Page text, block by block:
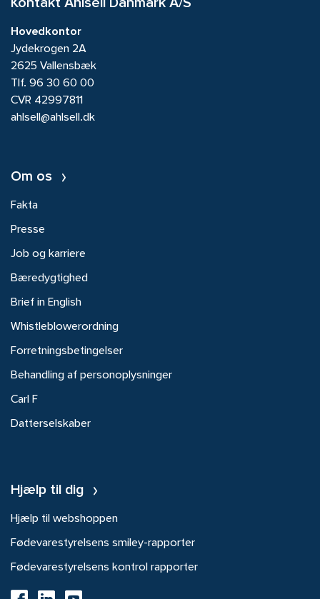
Kontakt Ahlsell Danmark A/S
Hovedkontor
Jydekrogen 2A
2625 Vallensbæk
Tlf. 96 30 60 00
CVR 42997811
ahlsell@ahlsell.dk
Om os
Fakta
Presse
Job og karriere
Bæredygtighed
Brief in English
Whistleblowerordning
Forretningsbetingelser
Behandling af personoplysninger
Carl F
Datterselskaber
Hjælp til dig
Hjælp til webshoppen
Fødevarestyrelsens smiley-rapporter
Fødevarestyrelsens kontrol rapporter